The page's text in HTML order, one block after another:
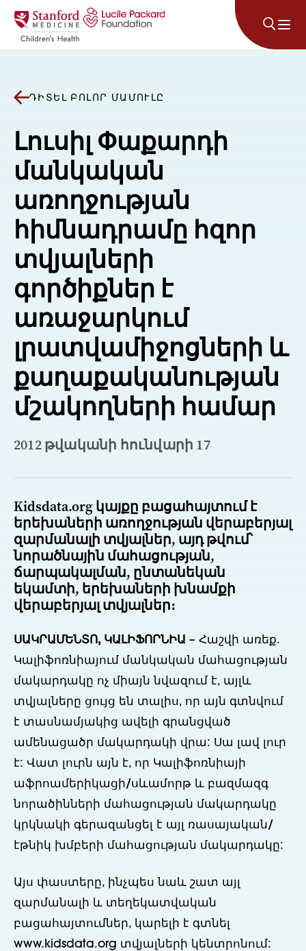
Անցնել բովանդակությանը
ԴԻՏԵԼ ԲՈԼՈՐ ՄԱՄՈՒԼԸ
Լուսիլ Փաքարդի
մանկական
առողջության
հիմնադրամը հզոր
տվյալների
գործիքներ է
առաջարկում
լրատվամիջոցների և
քաղաքականության
մշակողների համար
2012 թվականի հունվարի 17
Kidsdata.org կայքը բացահայտում է
երեխաների առողջության վերաբերյալ
զարմանալի տվյալներ, այդ թվում՝
նորածնային մահացության,
ճարպակալման, ընտանեկան
եկամտի, երեխաների խնամքի
վերաբերյալ տվյալներ։
ՍԱԿՐԱՄԵՆՏՈ, ԿԱԼԻՖՈՐՆԻԱ – Հաշվի առեք.
Կալիֆոռնիայում մանկական մահացության
մակարդակը ոչ միայն նվազում է, այլև
տվյալները ցույց են տալիս, որ այն գտնվում
է տասնամյակից ավելի գրանցված
ամենացածր մակարդակի վրա: Սա լավ լուր
է: Վատ լուրն այն է, որ Կալիֆոռնիայի
աֆրոամերիկացի/սևամորթ և բազմազգ
նորածինների մահացության մակարդակը
կրկնակի գերազանցել է այլ ռասայական/
էթնիկ խմբերի մահացության մակարդակը:
Այս փաստերը, ինչպես նաև շատ այլ
զարմանալի և տեղեկատվական
բացահայտումներ, կարելի է գտնել
www.kidsdata.org տվյալների կենտրոնում: